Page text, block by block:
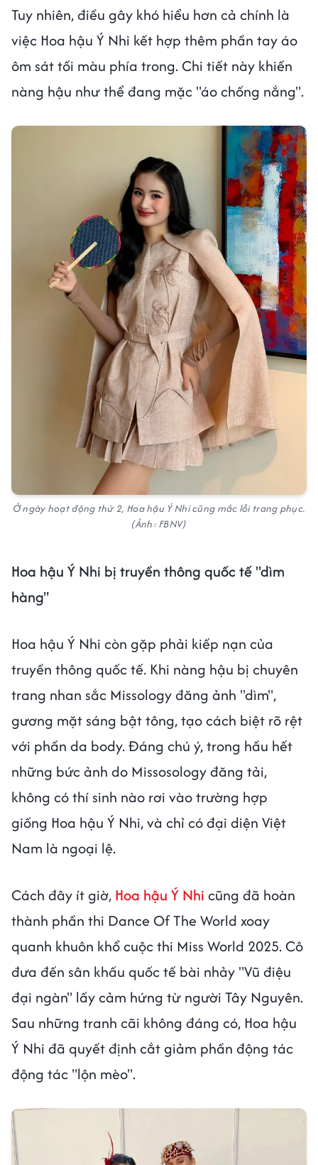
Tuy nhiên, điều gây khó hiểu hơn cả chính là
việc Hoa hậu Ý Nhi kết hợp thêm phần tay áo
ôm sát tối màu phía trong. Chi tiết này khiến
nàng hậu như thể đang mặc "áo chống nắng".
Ở ngày hoạt động thứ 2, Hoa hậu Ý Nhi cũng mắc lỗi trang phục.
(Ảnh: FBNV)
Hoa hậu Ý Nhi bị truyền thông quốc tế "dìm
hàng"
Hoa hậu Ý Nhi còn gặp phải kiếp nạn của
truyền thông quốc tế. Khi nàng hậu bị chuyên
trang nhan sắc Missology đăng ảnh "dìm",
gương mặt sáng bật tông, tạo cách biệt rõ rệt
với phần da body. Đáng chú ý, trong hầu hết
những bức ảnh do Missosology đăng tải,
không có thí sinh nào rơi vào trường hợp
giống Hoa hậu Ý Nhi, và chỉ có đại diện Việt
Nam là ngoại lệ.
Cách đây ít giờ, Hoa hậu Ý Nhi cũng đã hoàn
thành phần thi Dance Of The World xoay
quanh khuôn khổ cuộc thi Miss World 2025. Cô
đưa đến sân khấu quốc tế bài nhảy "Vũ điệu
đại ngàn" lấy cảm hứng từ người Tây Nguyên.
Sau những tranh cãi không đáng có, Hoa hậu
Ý Nhi đã quyết định cắt giảm phần động tác
động tác "lộn mèo".